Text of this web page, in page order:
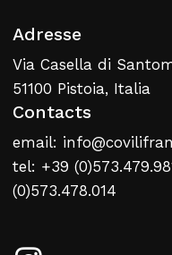
Adresse
Via Casella di
51100 Pistoia, Italia
Contacts
email:
tel: +39
(0)573.478.014